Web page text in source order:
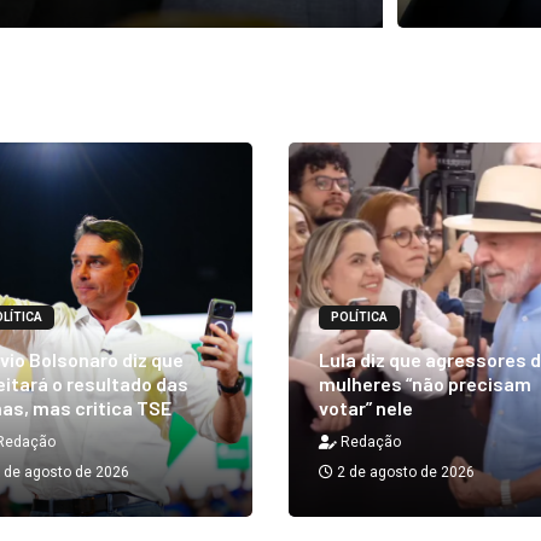
Bolsonaro diz que
o resultado das
mas critica TSE
de agosto de 2026
POLÍTICA
Lula diz que agressores
mulheres “não precisam
votar” nele
Redação
2 de agosto de 2026